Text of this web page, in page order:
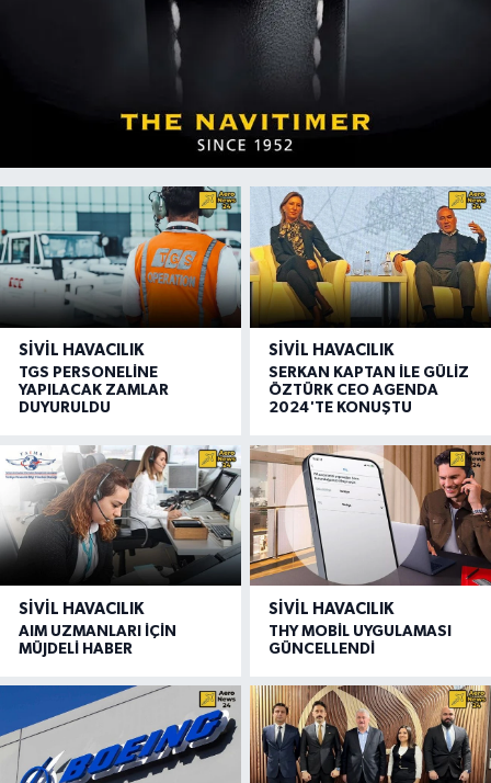
SIVIL HAVACILIK
TGS PERSONELİNE
YAPILACAK ZAMLAR
DUYURULDU
SIVIL HAVACILIK
SERKAN KAPTAN İLE GÜLİZ
ÖZTÜRK CEO AGENDA
2024'TE KONUŞTU
SIVIL HAVACILIK
AIM UZMANLARI İÇİN
MÜJDELİ HABER
SIVIL HAVACILIK
THY MOBİL UYGULAMASI
GÜNCELLENDİ